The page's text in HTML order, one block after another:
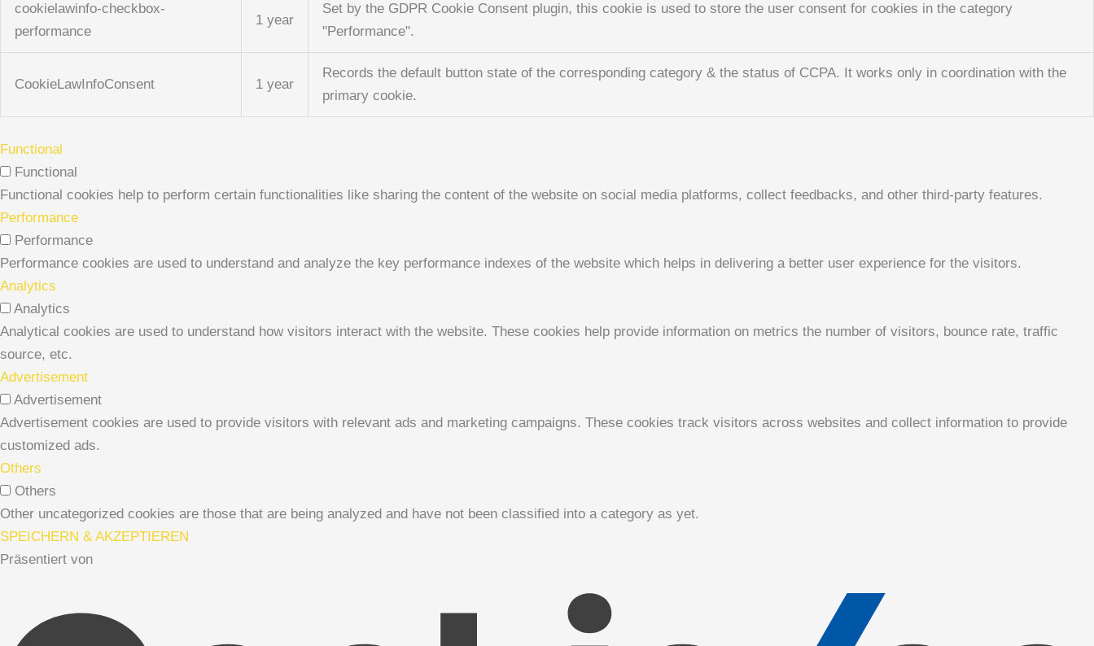
cookielawinfo-checkbox-
performance
1 year
Set by the GDPR Cookie Consent plugin, this cookie is used to store the user consent for cookies in the category
"Performance".
CookieLawInfoConsent 1 year
Records the default button state of the corresponding category & the status of CCPA. It works only in coordination with the
primary cookie.
Functional
Functional
Functional cookies help to perform certain functionalities like sharing the content of the website on social media platforms, collect feedbacks, and other third-party features.
Performance
Performance
Performance cookies are used to understand and analyze the key performance indexes of the website which helps in delivering a better user experience for the visitors.
Analytics
Analytics
Analytical cookies are used to understand how visitors interact with the website. These cookies help provide information on metrics the number of visitors, bounce rate, traffic
source, etc.
Advertisement
Advertisement
Advertisement cookies are used to provide visitors with relevant ads and marketing campaigns. These cookies track visitors across websites and collect information to provide
customized ads.
Others
Others
Other uncategorized cookies are those that are being analyzed and have not been classified into a category as yet.
SPEICHERN & AKZEPTIEREN
Präsentiert von